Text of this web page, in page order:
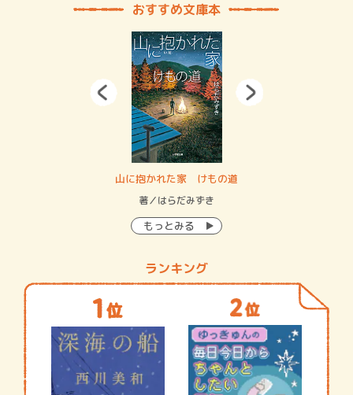
おすすめ文庫本
山に抱かれた家 けもの道
著／はらだみずき
もっとみる
ランキング